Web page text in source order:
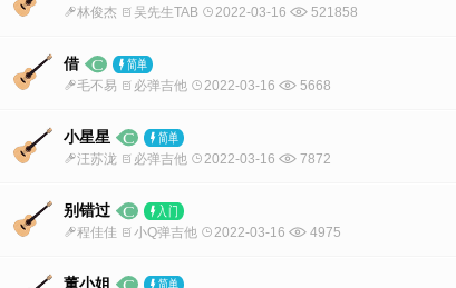
林俊杰 吴先生TAB 2022-03-16 521858
借
毛不易 必弹吉他 2022-03-16 5668
小星星
汪苏泷 必弹吉他 2022-03-16 7872
别错过
程佳佳 小Q弹吉他 2022-03-16 4975
董小姐